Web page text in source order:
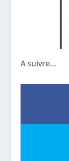
A suivre…